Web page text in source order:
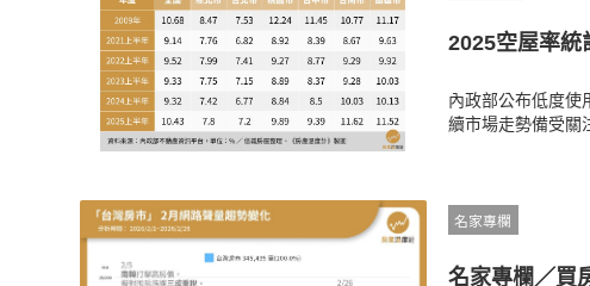
2025空屋率
內政部公布低度使
續市場走勢備受關
名家專欄
名家專欄／買